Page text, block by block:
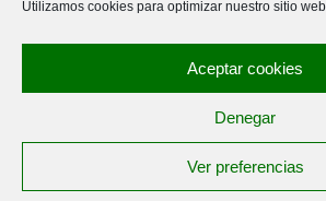
Utilizamos cookies para optimizar nuestro sitio
Aceptar cookies
Denegar
Ver preferencias
España · Tel.: +34 979
| | © Aviso Legal |